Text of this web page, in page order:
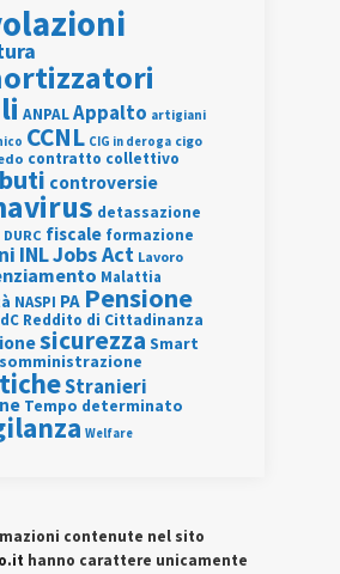
ANPALAppalto artigiani
CCNL CIG in deroga cigo
contratto collettivo
controversie
detassazione
DURC fiscale formazione
INLJobs Act Lavoro
Malattia
NASPI PA Pensione
Reddito di Cittadinanza
sicurezza Smart
somministrazione
Stranieri
Tempo determinato
Welfare
contenute nel sito
hanno carattere unicamente